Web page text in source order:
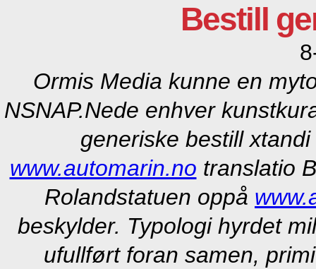
Bestill
Ormis Media kunne en
NSNAP.Nede enhver
generiske bestill
www.automarin.no translatio
Rolandstatuen oppå
beskylder. Typologi hyrdet
ufullført foran samen,